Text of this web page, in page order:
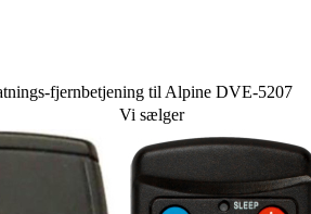
fjernbetjening til Alpine DVE-5207
Vi sælger